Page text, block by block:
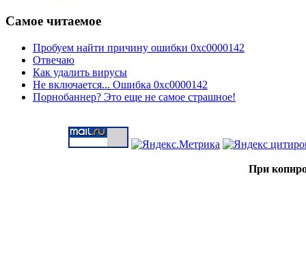
Самое читаемое
Пробуем найти причину ошибки 0xc0000142
Отвечаю
Как удалить вирусы
Не включается... Ошибка 0xc0000142
Порнобаннер? Это еще не самое страшное!
При